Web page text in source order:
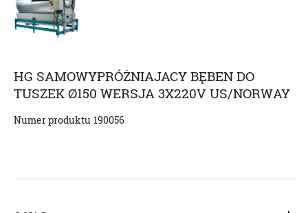
HG SAMOWYPRÓŻNIAJACY BĘBEN DO
TUSZEK Ø150 WERSJA 3X220V US/NORWAY
Numer produktu 190056